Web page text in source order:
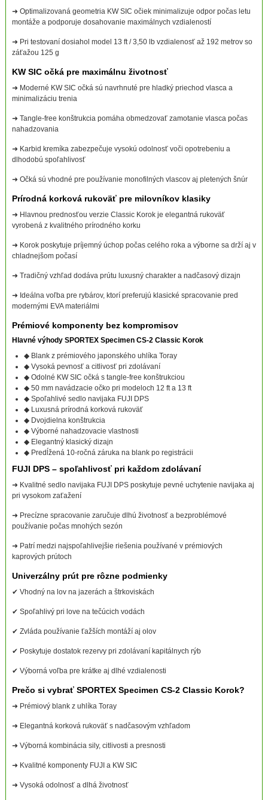
➜ Optimalizovaná geometria KW SIC očiek minimalizuje odpor počas letu
montáže a podporuje dosahovanie maximálnych vzdialeností
➜ Pri testovaní dosiahol model 13 ft / 3,50 lb vzdialenosť až 192 metrov so
záťažou 125 g
KW SIC očká pre maximálnu životnosť
➜ Moderné KW SIC očká sú navrhnuté pre hladký priechod vlasca a
minimalizáciu trenia
➜ Tangle-free konštrukcia pomáha obmedzovať zamotanie vlasca počas
nahadzovania
➜ Karbid kremíka zabezpečuje vysokú odolnosť voči opotrebeniu a
dlhodobú spoľahlivosť
➜ Očká sú vhodné pre používanie monofilných vlascov aj pletených šnúr
Prírodná korková rukoväť pre milovníkov klasiky
➜ Hlavnou prednosťou verzie Classic Korok je elegantná rukoväť
vyrobená z kvalitného prírodného korku
➜ Korok poskytuje príjemný úchop počas celého roka a výborne sa drží aj v
chladnejšom počasí
➜ Tradičný vzhľad dodáva prútu luxusný charakter a nadčasový dizajn
➜ Ideálna voľba pre rybárov, ktorí preferujú klasické spracovanie pred
modernými EVA materiálmi
Prémiové komponenty bez kompromisov
Hlavné výhody SPORTEX Specimen CS-2 Classic Korok
◆ Blank z prémiového japonského uhlíka Toray
◆ Vysoká pevnosť a citlivosť pri zdolávaní
◆ Odolné KW SIC očká s tangle-free konštrukciou
◆ 50 mm navádzacie očko pri modeloch 12 ft a 13 ft
◆ Spoľahlivé sedlo navijaka FUJI DPS
◆ Luxusná prírodná korková rukoväť
◆ Dvojdielna konštrukcia
◆ Výborné nahadzovacie vlastnosti
◆ Elegantný klasický dizajn
◆ Predĺžená 10-ročná záruka na blank po registrácii
FUJI DPS – spoľahlivosť pri každom zdolávaní
➜ Kvalitné sedlo navijaka FUJI DPS poskytuje pevné uchytenie navijaka aj
pri vysokom zaťažení
➜ Precízne spracovanie zaručuje dlhú životnosť a bezproblémové
používanie počas mnohých sezón
➜ Patrí medzi najspoľahlivejšie riešenia používané v prémiových
kaprových prútoch
Univerzálny prút pre rôzne podmienky
✔ Vhodný na lov na jazerách a štrkoviskách
✔ Spoľahlivý pri love na tečúcich vodách
✔ Zvláda používanie ťažších montáží aj olov
✔ Poskytuje dostatok rezervy pri zdolávaní kapitálnych rýb
✔ Výborná voľba pre krátke aj dlhé vzdialenosti
Prečo si vybrať SPORTEX Specimen CS-2 Classic Korok?
➜ Prémiový blank z uhlíka Toray
➜ Elegantná korková rukoväť s nadčasovým vzhľadom
➜ Výborná kombinácia sily, citlivosti a presnosti
➜ Kvalitné komponenty FUJI a KW SIC
➜ Vysoká odolnosť a dlhá životnosť